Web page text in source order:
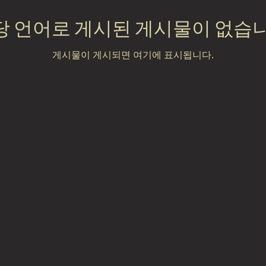
언어로 게시된 게시물이 없습
게시물이 게시되면 여기에 표시됩니다.